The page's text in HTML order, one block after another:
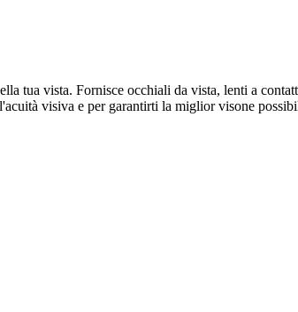
tua vista. Fornisce occhiali da vista, lenti a
visiva e per garantirti la miglior visone